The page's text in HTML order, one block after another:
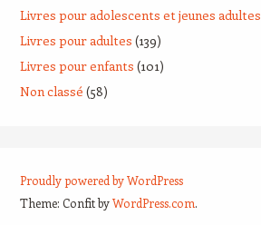
Livres pour adolescents et jeunes adultes
Livres pour adultes (139)
Livres pour enfants (101)
Non classé (58)
Proudly powered by WordPress
Theme: Confit byWordPress.com.